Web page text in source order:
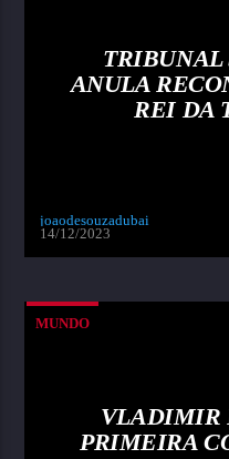
TRIBUNAL
ANULA
REI DA
joaodesouzadubai
14/12/2023
MUNDO
VLADIMIR
PRIMEIRA